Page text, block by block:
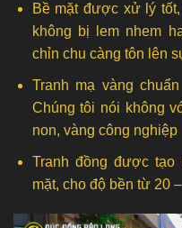
Bề mặt được xử lý
không bị lem nhem
chỉn chu càng tôn lên
Tranh mạ vàng
Chúng tôi nói không
non, vàng công nghiệp
Tranh đồng được
mặt, cho độ bền từ 20